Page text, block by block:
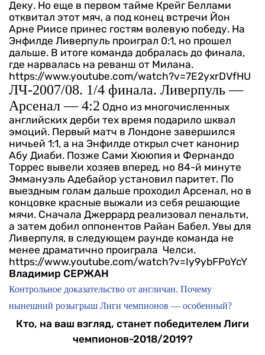
Деку. Но еще в первом тайме Крейг Беллами
отквитал этот мяч, а под конец встречи Йон
Арне Риисе принес гостям волевую победу. На
Энфилде Ливерпуль проиграл 0:1, но прошел
дальше. В итоге команда добралась до финала,
где нарвалась на реванш от Милана.
https://www.youtube.com/watch?v=7E2yxrDVfHU
ЛЧ-2007/08. 1/4 финала. Ливерпуль —
Арсенал — 4:2 Одно из многочисленных
английских дерби тех время подарило шквал
эмоций. Первый матч в Лондоне завершился
ничьей 1:1, а на Энфилде открыл счет канонир
Абу Диаби. Позже Сами Хююпия и Фернандо
Торрес вывели хозяев вперед, но 84-й минуте
Эммануэль Адебайор установил паритет. По
выездным голам дальше проходил Арсенал, но в
концовке красные выжали из себя решающие
мячи. Сначала Джеррард реализовал пенальти,
а затем добил оппонентов Райан Бабел. Увы для
Ливерпуля, в следующем раунде команда не
менее драматично проиграла Челси.
https://www.youtube.com/watch?v=Iy9ybFPoYcY
Владимир СЕРЖАН
Контрольное доказательство от англичан. Почему
нынешний розыгрыш Лиги чемпионов — особенный?
Кто, на ваш взгляд, станет победителем Лиги
чемпионов-2018/2019?